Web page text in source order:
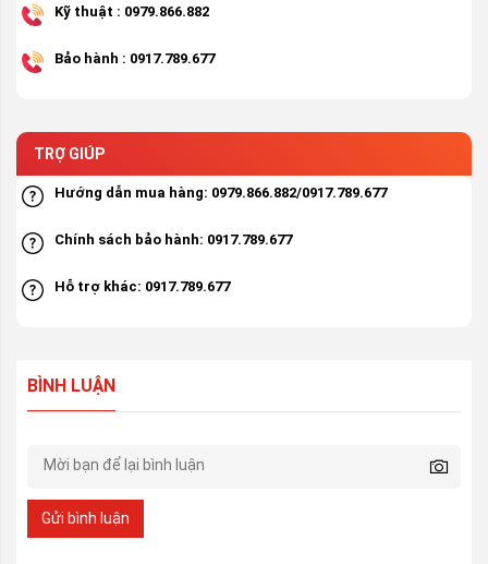
Kỹ thuật : 0979.866.882
Bảo hành : 0917.789.677
TRỢ GIÚP
Hướng dẫn mua hàng: 0979.866.882/0917.789.677
Chính sách bảo hành: 0917.789.677
Hỗ trợ khác: 0917.789.677
BÌNH LUẬN
Gửi bình luận